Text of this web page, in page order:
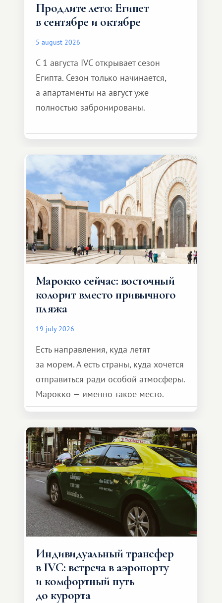
Продлите лето: Египет
в сентябре и октябре
5 august 2026
С 1 августа IVC открывает сезон
Египта. Сезон только начинается,
а апартаменты на август уже
полностью забронированы.
Марокко сейчас: восточный
колорит вместо привычного
пляжа
19 july 2026
Есть направления, куда летят
за морем. А есть страны, куда хочется
отправиться ради особой атмосферы.
Марокко — именно такое место.
Индивидуальный трансфер
в IVC: встреча в аэропорту
и комфортный путь
до курорта